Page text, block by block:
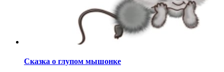
Сказка о глупом мышонке